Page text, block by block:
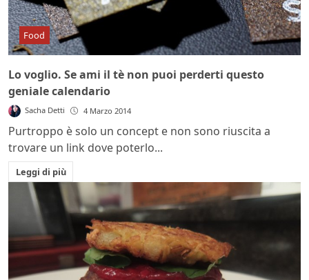
Food
Lo voglio. Se ami il tè non puoi perderti questo
geniale calendario
Sacha Detti 4 Marzo 2014
Purtroppo è solo un concept e non sono riuscita a
trovare un link dove poterlo...
Leggi di più